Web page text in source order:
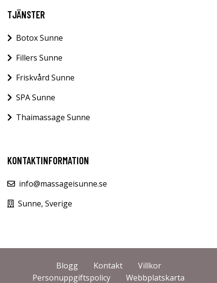
TJÄNSTER
Botox Sunne
Fillers Sunne
Friskvård Sunne
SPA Sunne
Thaimassage Sunne
KONTAKTINFORMATION
info@massageisunne.se
Sunne, Sverige
Blogg Kontakt
Villkor
Personuppgiftspolicy
Webbplatskarta